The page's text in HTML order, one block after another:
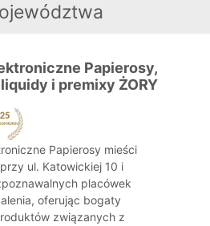
Papierosy,
i premixy ŻORY
Papierosy mieści
ul. Katowickiej 10 i
placówek
oferując bogaty
związanych z